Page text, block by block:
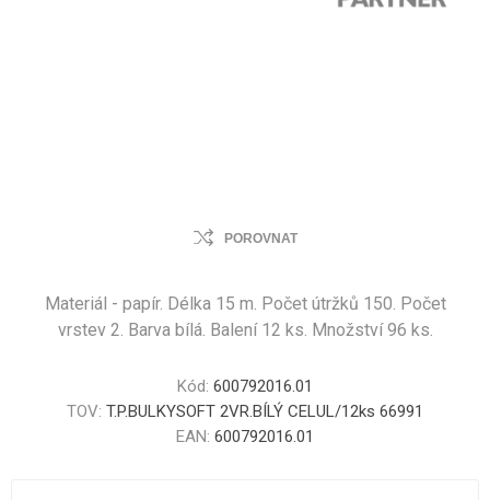
POROVNAT
Materiál - papír. Délka 15 m. Počet útržků 150. Počet
vrstev 2. Barva bílá. Balení 12 ks. Množství 96 ks.
Kód: 600792016.01
TOV: T.P.BULKYSOFT 2VR.BÍLÝ CELUL/12ks 66991
EAN: 600792016.01